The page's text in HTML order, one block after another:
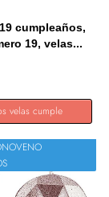
cumpleaños,
19, velas...
velas cumple